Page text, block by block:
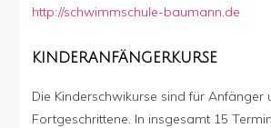
http://schwimmschule-baumann.de
KINDERANFÄNGERKURSE
Die Kinderschwikurse sind für Anfänger
Fortgeschrittene. In insgesamt 15